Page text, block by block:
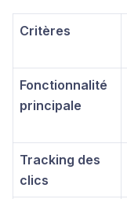
Critères
Fonctionnalité
principale
Tracking des
clics